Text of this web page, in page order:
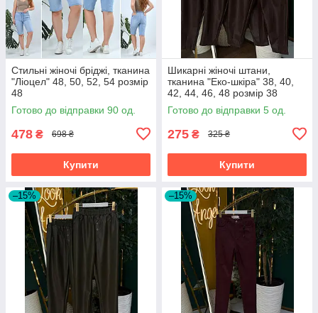
Стильні жіночі бріджі, тканина
"Ліоцел" 48, 50, 52, 54 розмір
48
Готово до відправки 90 од.
478 ₴ 698 ₴
Купити
Шикарні жіночі штани,
тканина "Еко-шкіра" 38, 40,
42, 44, 46, 48 розмір 38
Готово до відправки 5 од.
275 ₴ 325 ₴
Купити
–15% –15%